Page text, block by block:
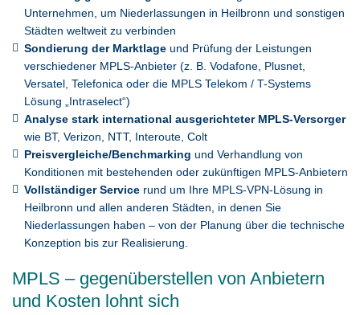
Unternehmen, um Niederlassungen in Heilbronn und sonstigen
Städten weltweit zu verbinden
Sondierung der Marktlage und Prüfung der Leistungen
verschiedener MPLS-Anbieter (z. B. Vodafone, Plusnet,
Versatel, Telefonica oder die MPLS Telekom / T-Systems
Lösung „Intraselect“)
Analyse stark international ausgerichteter MPLS-Versorger
wie BT, Verizon, NTT, Interoute, Colt
Preisvergleiche/Benchmarking und Verhandlung von
Konditionen mit bestehenden oder zukünftigen MPLS-Anbietern
Vollständiger Service rund um Ihre MPLS-VPN-Lösung in
Heilbronn und allen anderen Städten, in denen Sie
Niederlassungen haben – von der Planung über die technische
Konzeption bis zur Realisierung.
MPLS – gegenüberstellen von Anbietern
und Kosten lohnt sich